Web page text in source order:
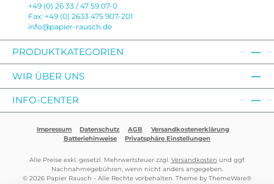
+49 (0) 26 33 / 47 59 07-0
Fax: +49 (0) 2633 475 907-201
info@papier-rausch.de
PRODUKTKATEGORIEN
WIR ÜBER UNS
INFO-CENTER
Impressum Datenschutz AGB
Versandkostenerklärung
Batteriehinweise
Privatsphäre Einstellungen
Alle Preise exkl. gesetzl. Mehrwertsteuer zzgl. Versandkosten und ggf.
Nachnahmegebühren, wenn nicht anders angegeben.
© 2026 Papier Rausch - Alle Rechte vorbehalten. Theme by ThemeWare®